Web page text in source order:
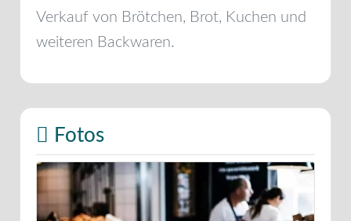
Verkauf von Brötchen, Brot, Kuchen und
weiteren Backwaren.
Fotos